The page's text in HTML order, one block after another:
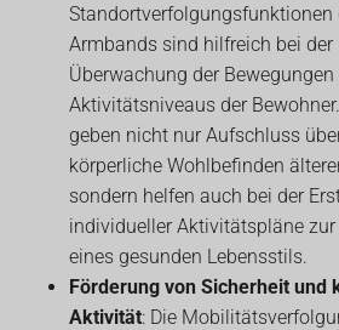
Standortverfolgungsfunktionen
Armbands sind hilfreich bei der
Überwachung der Bewegungen
Aktivitätsniveaus der
geben nicht nur Aufschluss
körperliche Wohlbefinden
sondern helfen auch bei der
individueller Aktivitätspläne zur
eines gesunden Lebensstils.
Förderung von Sicherheit und
Aktivität: Die